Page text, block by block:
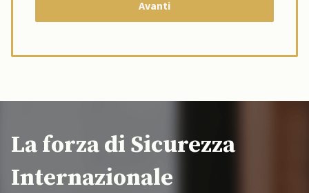
La forza di Sicurezza
Internazionale